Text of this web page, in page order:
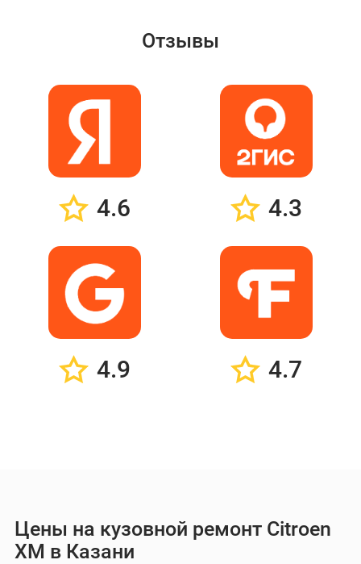
Отзывы
4.6 4.3
4.9 4.7
Цены на кузовной ремонт Citroen
XM в Казани